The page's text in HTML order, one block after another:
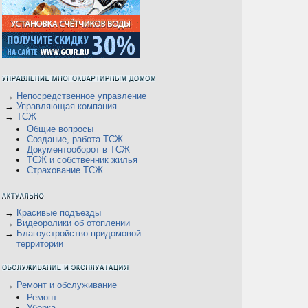
→ Непосредственное управление
→ Управляющая компания
→ ТСЖ
Общие вопросы
Создание, работа ТСЖ
Документооборот в ТСЖ
ТСЖ и собственник жилья
Страхование ТСЖ
→ Красивые подъезды
→ Видеоролики об отоплении
→ Благоустройство придомовой
территории
→ Ремонт и обслуживание
Ремонт